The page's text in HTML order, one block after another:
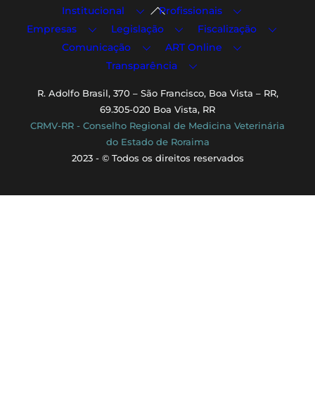
Back
To
Top
Institucional
Profissionais
Empresas
Legislação
Fiscalização
Comunicação
ART Online
Transparência
R. Adolfo Brasil, 370 – São Francisco, Boa Vista – RR,
69.305-020 Boa Vista, RR
CRMV-RR - Conselho Regional de Medicina Veterinária
do Estado de Roraima
2023 - © Todos os direitos reservados